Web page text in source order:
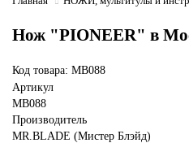
Нож "PIONEER" в
Код товара: MB088
Артикул
MB088
Производитель
MR.BLADE (Мистер Блэйд)